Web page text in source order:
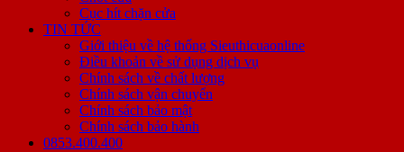
Cục hít chặn cửa
TIN TỨC
Giới thiệu về hệ thống Sieuthicuaonline
Điều khoản về sử dụng dịch vụ
Chính sách về chất lượng
Chính sách vận chuyển
Chính sách bảo mật
Chính sách bảo hành
0853.400.400